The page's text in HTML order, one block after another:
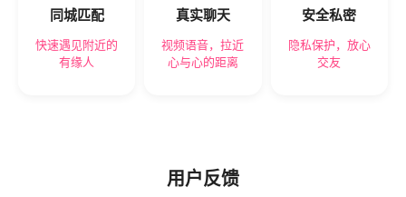
同城匹配
快速遇见附近的
有缘人
真实聊天
视频语音，拉近
心与心的距离
安全私密
隐私保护，放心
交友
用户反馈